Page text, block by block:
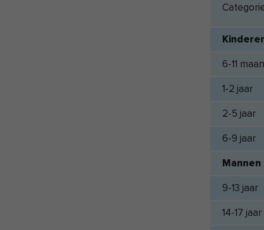
6-11
1-2 jaar
2-5 jaar
6-9 jaar
Mannen
9-13 jaar
14-17 jaar